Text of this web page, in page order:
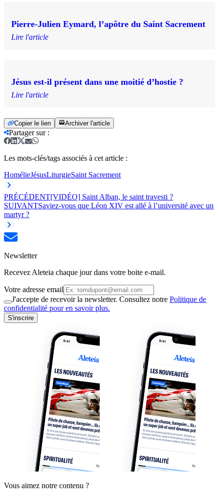
Pierre-Julien Eymard, l’apôtre du Saint Sacrement
Lire l'article
Jésus est-il présent dans une moitié d’hostie ?
Lire l'article
Copier le lien Archiver l'article
Partager sur:
Les mots-clés/tags associés à cet article :
HomélieJésusLiturgieSaint Sacrement
PRÉCÉDENT[VIDÉO] Saint Alban, le saint travesti ?
SUIVANTSaviez-vous que Léon XIV est allé à l’université avec un
martyr ?
Newsletter
Recevez Aleteia chaque jour dans votre boite e-mail.
Votre adresse email
J'accepte de recevoir la newsletter. Consultez notre Politique de
confidentialité pour en savoir plus.
S'inscrire
Vous aimez notre contenu ?